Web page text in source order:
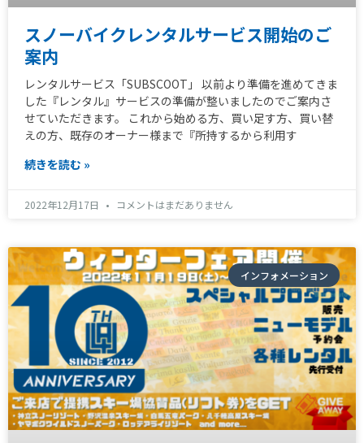
スノーバイクレンタルサービス開始のご
案内
レンタルサービス「SUBSCOOT」 以前より準備を進めてきま
した『レンタル』サービスの準備が整いましたのでご案内さ
せていただきます。 これから始める方、買い足す方、買い替
えの方、既存のオーナー様まで『所持するから利用す
続きを読む »
2022年12月17日 コメントはまだありません
インフォメーション